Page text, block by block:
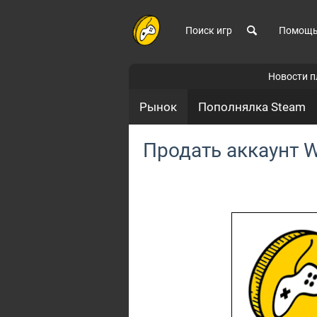
Поиск игр Помощь
Новости
Рынок Пополнялка Steam
Продать аккаунт